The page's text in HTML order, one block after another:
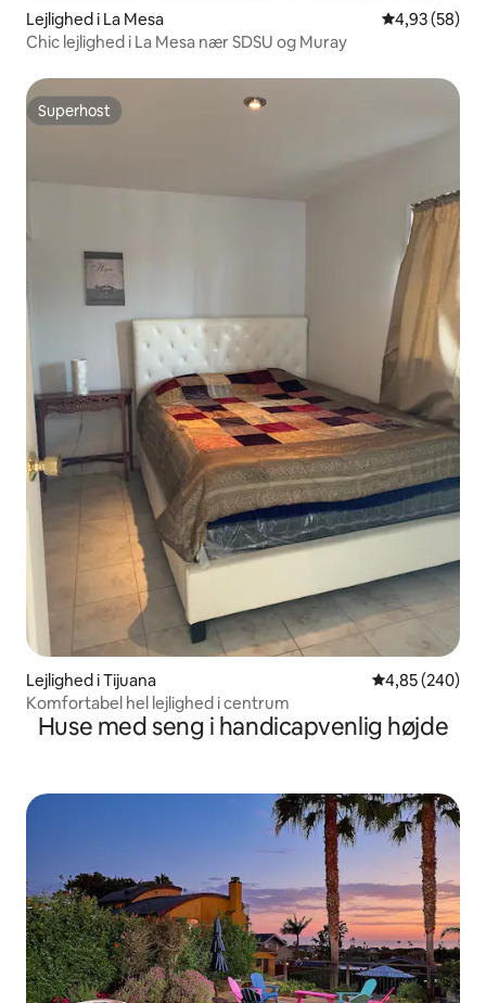
Lejlighed i La Mesa 4,93 ud af 5 i
4,93 (58)
Chic lejlighed i La Mesa nær SDSU og Muray
Superhost
Superhost
Lejlighed i Tijuana 4,85 ud af 5 i
4,85 (240)
Komfortabel hel lejlighed i centrum
Huse med seng i handicapvenlig højde